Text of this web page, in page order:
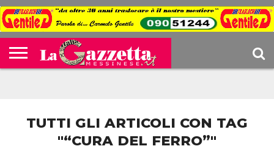
CONTATTI
COOKIE
POLICY
DIVENTA
BLOGGER
HOME
NOTE
LEGALI
TUTTI GLI ARTICOLI CON TAG
"“CURA DEL FERRO”"